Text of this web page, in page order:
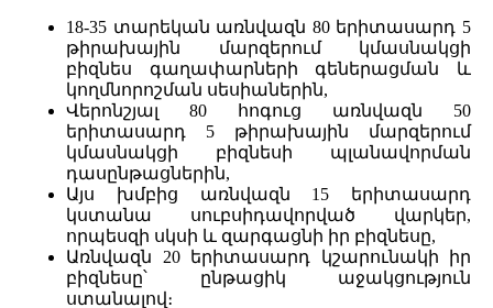
18-35 տարեկան առնվազն 80 երիտասարդ 5
թիրախային մարզերում կմասնակցի
բիզնես գաղափարների գեներացման և
կողմնորոշման սեսիաներին,
Վերոնշյալ 80 հոգուց առնվազն 50
երիտասարդ 5 թիրախային մարզերում
կմասնակցի բիզնեսի պլանավորման
դասընթացներին,
Այս խմբից առնվազն 15 երիտասարդ
կստանա սուբսիդավորված վարկեր,
որպեսզի սկսի և զարգացնի իր բիզնեսը,
Առնվազն 20 երիտասարդ կշարունակի իր
բիզնեսը՝ ընթացիկ աջակցություն
ստանալով։